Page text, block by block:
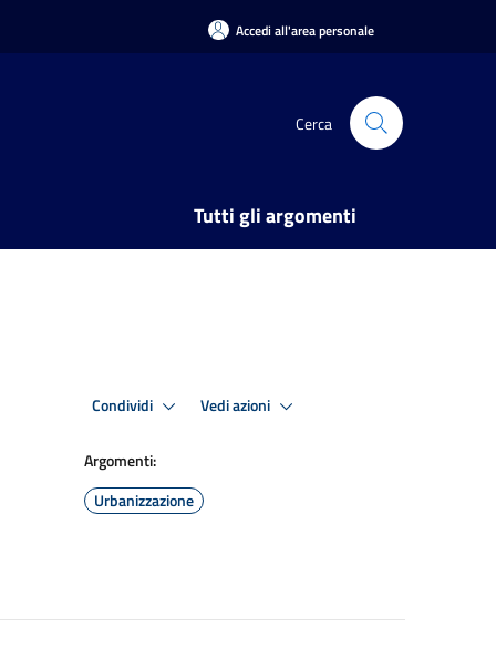
Accedi all'area personale
Cerca
Tutti gli argomenti
Condividi Vedi azioni
Argomenti:
Urbanizzazione